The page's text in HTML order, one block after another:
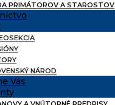
PRIMÁTOROV A STAROSTOV
NÁROD
Vás